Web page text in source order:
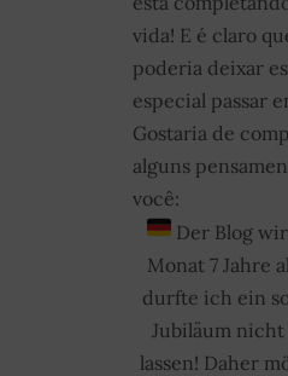
vida! E é claro
poderia deixar
especial passar
Gostaria de
alguns
você:
Der Blog
Monat 7 Jahre
durfte ich ein
Jubiläum
lassen! Daher